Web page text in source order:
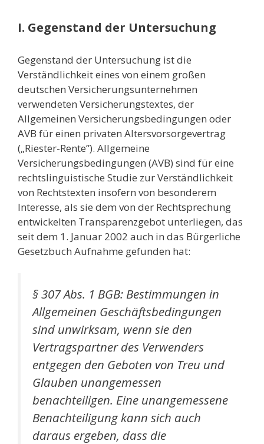
I. Gegenstand der Untersuchung
Gegenstand der Untersuchung ist die
Verständlichkeit eines von einem großen
deutschen Versicherungsunternehmen
verwendeten Versicherungstextes, der
Allgemeinen Versicherungsbedingungen oder
AVB für einen privaten Altersvorsorgevertrag
(„Riester-Rente”). Allgemeine
Versicherungsbedingungen (AVB) sind für eine
rechtslinguistische Studie zur Verständlichkeit
von Rechtstexten insofern von besonderem
Interesse, als sie dem von der Rechtsprechung
entwickelten Transparenzgebot unterliegen, das
seit dem 1. Januar 2002 auch in das Bürgerliche
Gesetzbuch Aufnahme gefunden hat:
§ 307 Abs. 1 BGB: Bestimmungen in
Allgemeinen Geschäftsbedingungen
sind unwirksam, wenn sie den
Vertragspartner des Verwenders
entgegen den Geboten von Treu und
Glauben unangemessen
benachteiligen. Eine unangemessene
Benachteiligung kann sich auch
daraus ergeben, dass die